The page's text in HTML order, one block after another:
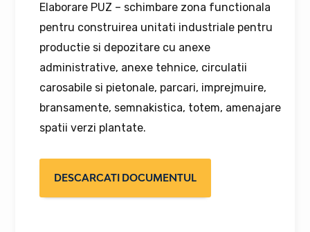
Elaborare PUZ – schimbare zona functionala
pentru construirea unitati industriale pentru
productie si depozitare cu anexe
administrative, anexe tehnice, circulatii
carosabile si pietonale, parcari, imprejmuire,
bransamente, semnakistica, totem, amenajare
spatii verzi plantate.
DESCARCATI DOCUMENTUL